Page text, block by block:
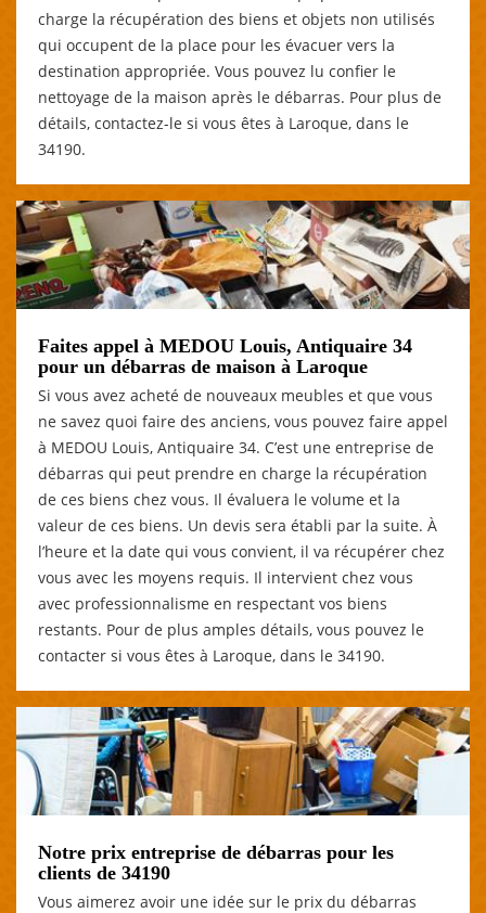
charge la récupération des biens et objets non utilisés
qui occupent de la place pour les évacuer vers la
destination appropriée. Vous pouvez lu confier le
nettoyage de la maison après le débarras. Pour plus de
détails, contactez-le si vous êtes à Laroque, dans le
34190.
Faites appel à MEDOU Louis, Antiquaire 34
pour un débarras de maison à Laroque
Si vous avez acheté de nouveaux meubles et que vous
ne savez quoi faire des anciens, vous pouvez faire appel
à MEDOU Louis, Antiquaire 34. C’est une entreprise de
débarras qui peut prendre en charge la récupération
de ces biens chez vous. Il évaluera le volume et la
valeur de ces biens. Un devis sera établi par la suite. À
l’heure et la date qui vous convient, il va récupérer chez
vous avec les moyens requis. Il intervient chez vous
avec professionnalisme en respectant vos biens
restants. Pour de plus amples détails, vous pouvez le
contacter si vous êtes à Laroque, dans le 34190.
Notre prix entreprise de débarras pour les
clients de 34190
Vous aimerez avoir une idée sur le prix du débarras